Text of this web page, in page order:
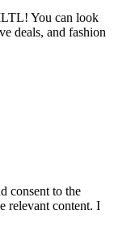
You can look
deals, and fashion
consent to the
relevant content. I